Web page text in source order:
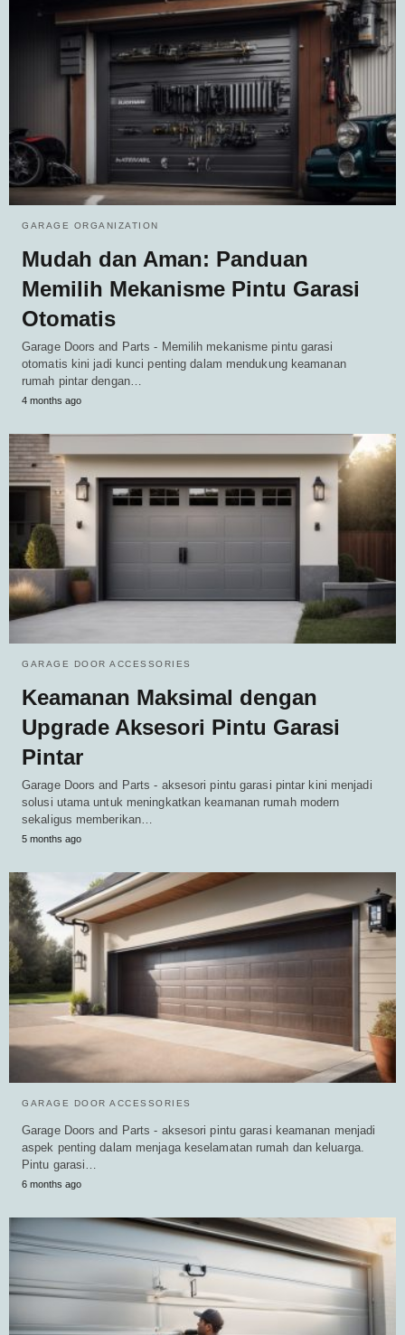
GARAGE ORGANIZATION
Mudah dan Aman: Panduan
Memilih Mekanisme Pintu Garasi
Otomatis
Garage Doors and Parts - Memilih mekanisme pintu garasi
otomatis kini jadi kunci penting dalam mendukung keamanan
rumah pintar dengan…
4 months ago
GARAGE DOOR ACCESSORIES
Keamanan Maksimal dengan
Upgrade Aksesori Pintu Garasi
Pintar
Garage Doors and Parts - aksesori pintu garasi pintar kini menjadi
solusi utama untuk meningkatkan keamanan rumah modern
sekaligus memberikan…
5 months ago
GARAGE DOOR ACCESSORIES
Garage Doors and Parts - aksesori pintu garasi keamanan menjadi
aspek penting dalam menjaga keselamatan rumah dan keluarga.
Pintu garasi…
6 months ago